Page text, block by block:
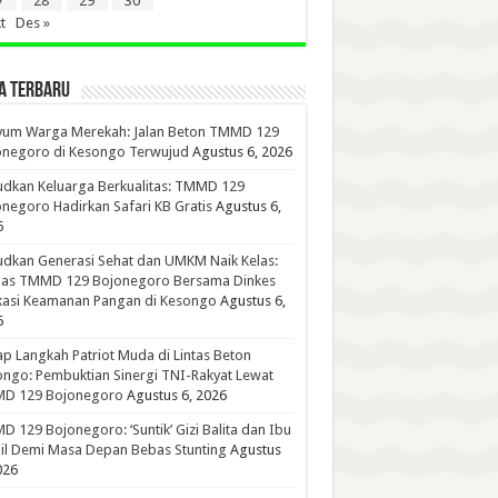
Des »
TERBARU
Warga Merekah: Jalan Beton TMMD 129
di Kesongo Terwujud Agustus 6, 2026
Keluarga Berkualitas: TMMD 129
Hadirkan Safari KB Gratis Agustus 6,
Generasi Sehat dan UMKM Naik Kelas:
TMMD 129 Bojonegoro Bersama Dinkes
Keamanan Pangan di Kesongo Agustus 6,
Langkah Patriot Muda di Lintas Beton
Pembuktian Sinergi TNI-Rakyat Lewat
129 Bojonegoro Agustus 6, 2026
129 Bojonegoro: ‘Suntik’ Gizi Balita dan Ibu
Demi Masa Depan Bebas Stunting Agustus